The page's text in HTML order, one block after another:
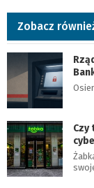
Zobacz
Czy